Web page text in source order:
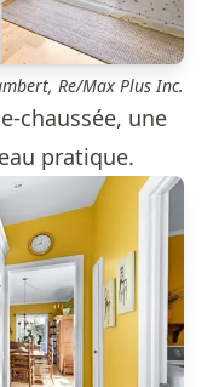
Re/Max Plus Inc.
chaussée, une
pratique.